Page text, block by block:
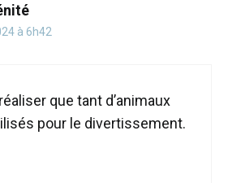
à 6h42
que tant d’animaux
pour le divertissement.